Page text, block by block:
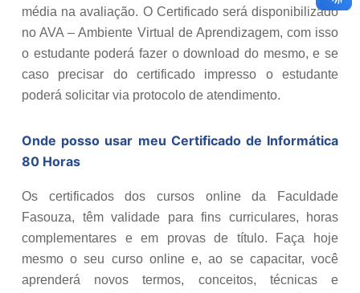
média na avaliação. O Certificado será disponibilizado
no AVA – Ambiente Virtual de Aprendizagem, com isso
o estudante poderá fazer o download do mesmo, e se
caso precisar do certificado impresso o estudante
poderá solicitar via protocolo de atendimento.
Onde posso usar meu Certificado de Informática
80 Horas
Os certificados dos cursos online da Faculdade
Fasouza, têm validade para fins curriculares, horas
complementares e em provas de título. Faça hoje
mesmo o seu curso online e, ao se capacitar, você
aprenderá novos termos, conceitos, técnicas e